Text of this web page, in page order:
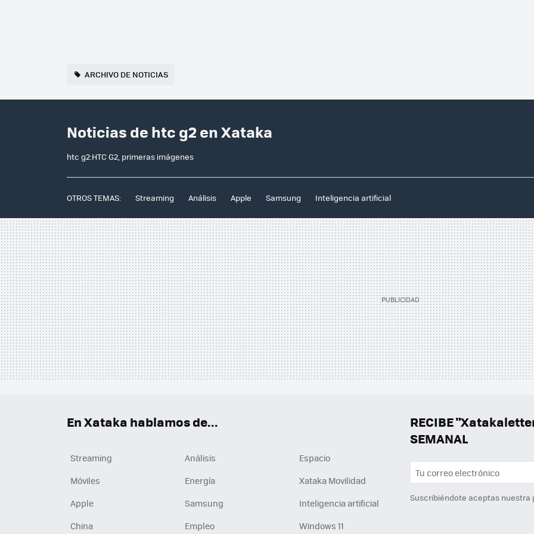
ARCHIVO DE NOTICIAS
Noticias de htc g2 en Xataka
htc g2:HTC G2, primeras imágenes
OTROS TEMAS: Streaming Análisis Apple Samsung Inteligencia artificial
RECIBE
SEMANAL
Suscribiéndote aceptas nuestra
En Xataka hablamos de...
Streaming Análisis
Espacio
Móviles
Energía
Xataka Movilidad
Apple
Samsung
Inteligencia artificial
China
Empleo Windows 11